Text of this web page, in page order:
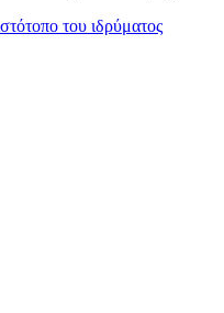
του ιδρύματος